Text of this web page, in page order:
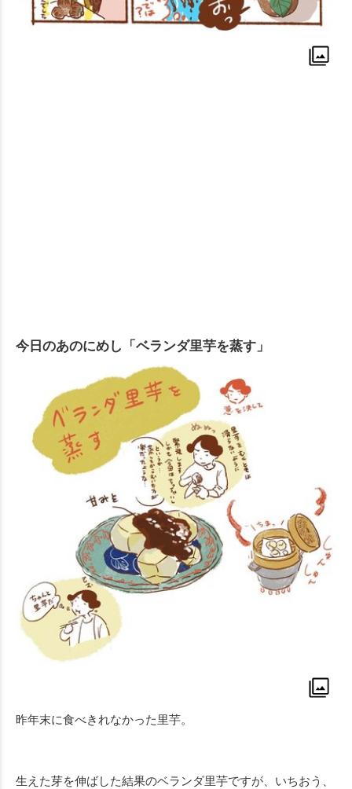
今日のあのにめし「ベランダ里芋を蒸す」
昨年末に食べきれなかった里芋。
生えた芽を伸ばした結果のベランダ里芋ですが、いちおう、